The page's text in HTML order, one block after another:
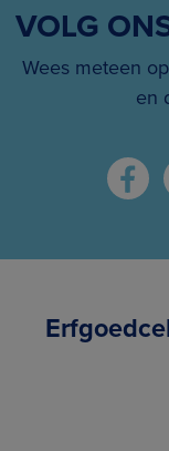
VOLG
Wees meteen
en